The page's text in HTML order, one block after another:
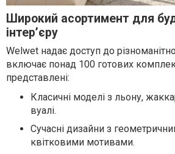
Широкий асортимент для
інтер’єру
Welwet надає доступ до
включає понад 100 готових
представлені:
Класичні моделі з льону,
вуалі.
Сучасні дизайни з
квітковими мотивами.